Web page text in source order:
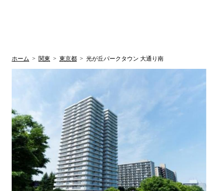
ホーム > 関東 > 東京都 > 光が丘パークタウン 大通り南